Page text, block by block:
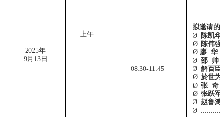
2025年
9月 13日
上午
08:30-11:45
拟邀请
Ø 陈凯
Ø 陈伟
Ø 廖 华
Ø 邵 帅
Ø 解百
Ø 於世
Ø 张
Ø 张跃
Ø 赵鲁
Ø